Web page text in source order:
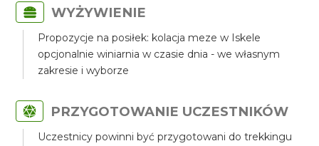
WYŻYWIENIE
Propozycje na posiłek: kolacja meze w Iskele
opcjonalnie winiarnia w czasie dnia - we własnym
zakresie i wyborze
PRZYGOTOWANIE UCZESTNIKÓW
Uczestnicy powinni być przygotowani do trekkingu